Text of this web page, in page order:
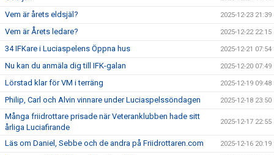
Vem är årets eldsjäl? 2025-12-23 21:39
Vem är Årets ledare? 2025-12-22 22:15
34 IFKare i Luciaspelens Öppna hus 2025-12-21 07:54
Nu kan du anmäla dig till IFK-galan 2025-12-20 07:49
Lörstad klar för VM i terräng 2025-12-19 09:48
Philip, Carl och Alvin vinnare under Luciaspelssöndagen 2025-12-18 23:50
Många friidrottare prisade när Veteranklubben hade sitt
årliga Luciafirande
2025-12-17 22:55
Läs om Daniel, Sebbe och de andra på Friidrottaren.com 2025-12-16 20:19